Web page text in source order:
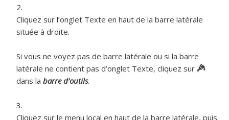
Cliquez sur l’onglet Texte en haut de la barre latérale
située à droite.
Si vous ne voyez pas de barre latérale ou si la barre
latérale ne contient pas d’onglet Texte, cliquez sur
dans la barre d’outils.
Cliquez sur le menu local en haut de la barre latérale, puis